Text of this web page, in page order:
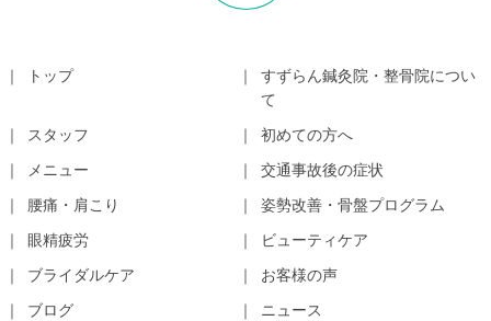
トップ
すずらん鍼灸院・整骨院につい
て
スタッフ 初めての方へ
メニュー 交通事故後の症状
腰痛・肩こり 姿勢改善・骨盤プログラム
眼精疲労 ビューティケア
ブライダルケア お客様の声
ブログ ニュース